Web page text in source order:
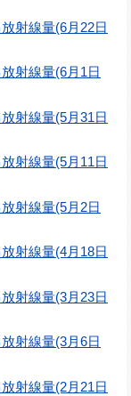
射線量(6月22日
射線量(6月1日
射線量(5月31日
射線量(5月11日
射線量(5月2日
射線量(4月18日
射線量(3月23日
射線量(3月6日
射線量(2月21日